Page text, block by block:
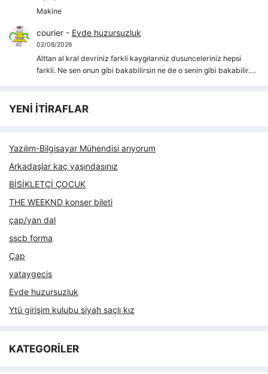
Makine
courier- Evde huzursuzluk
02/08/2026
Alttan al kral devriniz farkli kaygılarıniz dusunceleriniz hepsi
farkli. Ne sen onun gibi bakabilirsin ne de o senin gibi bakabilir.…
YENİ İTİRAFLAR
Yazılım-Bilgisayar Mühendisi arıyorum
Arkadaşlar kaç yaşındasınız
BİSİKLETÇİ ÇOCUK
THE WEEKND konser bileti
çap/yan dal
sscb forma
Çap
yataygecis
Evde huzursuzluk
Ytü girişim kulubu siyah saçlı kız
KATEGORİLER